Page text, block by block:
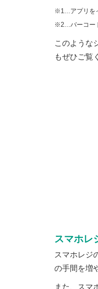
※1…アプリを
※2…バーコー
このような
もぜひご覧
スマホレ
スマホレジ
の手間を増
また、スマ